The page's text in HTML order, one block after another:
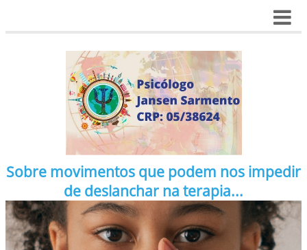
Sobre movimentos que podem nos impedir
de deslanchar na terapia...